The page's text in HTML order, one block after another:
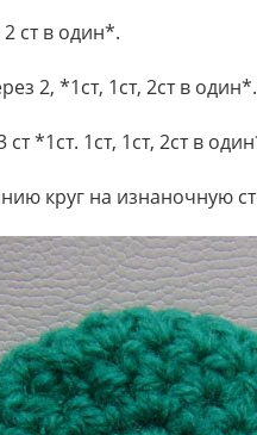
ст в один*.
2, *1ст, 1ст, 2ст в один*.
*1ст. 1ст, 1ст, 2ст в
круг на изнаночную